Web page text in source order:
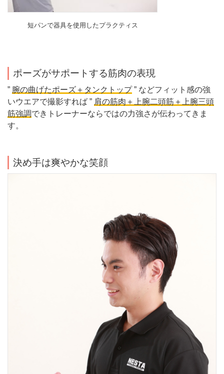
短パンで器具を使用したプラクティス
ポーズがサポートする筋肉の表現
” 腕の曲げたポーズ＋タンクトップ” などフィット感の強
いウエアで撮影すれば ” 肩の筋肉＋上腕二頭筋＋上腕三頭
筋強調できトレーナーならではの力強さが伝わってきま
す。
決め手は爽やかな笑顔